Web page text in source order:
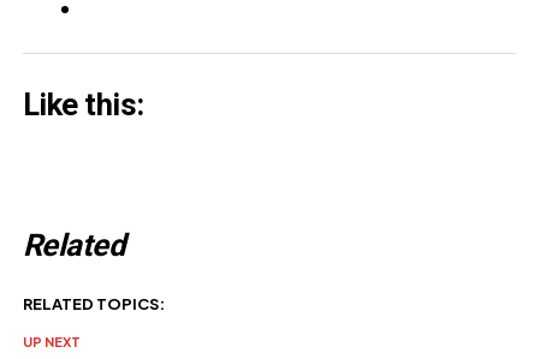
Like this:
Related
RELATED TOPICS:
UP NEXT